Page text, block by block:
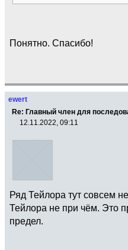
Понятно. Спасибо!
ewert
Re: Главный член для
12.11.2022, 09:11
Ряд Тейлора тут совсем
Тейлора не при чём. Это
предел.